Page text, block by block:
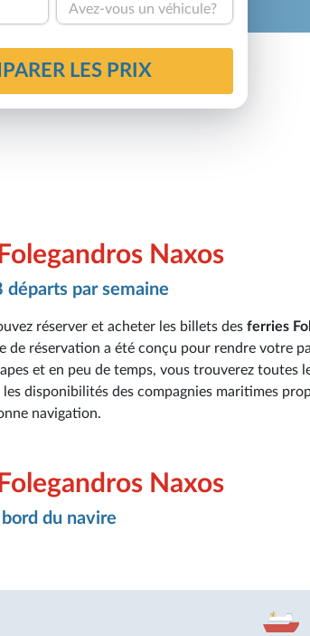
Avez-vous un véhicule?
LES PRIX
Naxos
départs par semaine
réserver et acheter les billets des ferries
de réservation a été conçu pour rendre votre
et en peu de temps, vous trouverez toutes
disponibilités des compagnies maritimes
navigation.
Naxos
du navire